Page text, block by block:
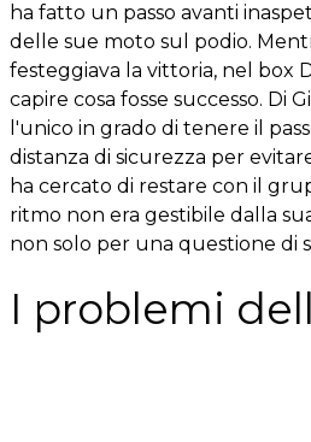
ha fatto un passo avanti
delle sue moto sul podio.
festeggiava la vittoria, nel box
capire cosa fosse successo. Di
l'unico in grado di tenere il
distanza di sicurezza per
ha cercato di restare con il
ritmo non era gestibile dalla
non solo per una questione di
I problemi